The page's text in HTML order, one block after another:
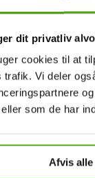
dit privatliv
cookies til at
trafik. Vi deler
som de har
Afvis alle